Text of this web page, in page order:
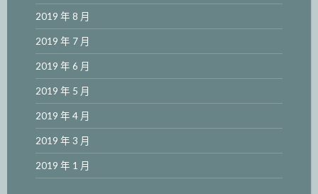
2019 年 8 月
2019 年 7 月
2019 年 6 月
2019 年 5 月
2019 年 4 月
2019 年 3 月
2019 年 1 月